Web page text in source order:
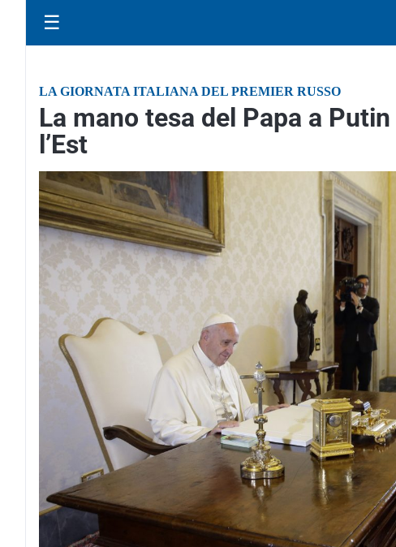
☰
LA GIORNATA ITALIANA DEL PREMIER RUSSO
La mano tesa del Papa a
l’Est